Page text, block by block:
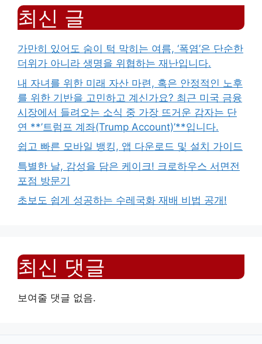
최신 글
가만히 있어도 숨이 턱 막히는 여름, ‘폭염’은 단순한
더위가 아니라 생명을 위협하는 재난입니다.
내 자녀를 위한 미래 자산 마련, 혹은 안정적인 노후
를 위한 기반을 고민하고 계신가요? 최근 미국 금융
시장에서 들려오는 소식 중 가장 뜨거운 감자는 단
연 **’트럼프 계좌(Trump Account)’**입니다.
쉽고 빠른 모바일 뱅킹, 앱 다운로드 및 설치 가이드
특별한 날, 감성을 담은 케이크! 크로하우스 서면전
포점 방문기
초보도 쉽게 성공하는 수레국화 재배 비법 공개!
최신 댓글
보여줄 댓글 없음.